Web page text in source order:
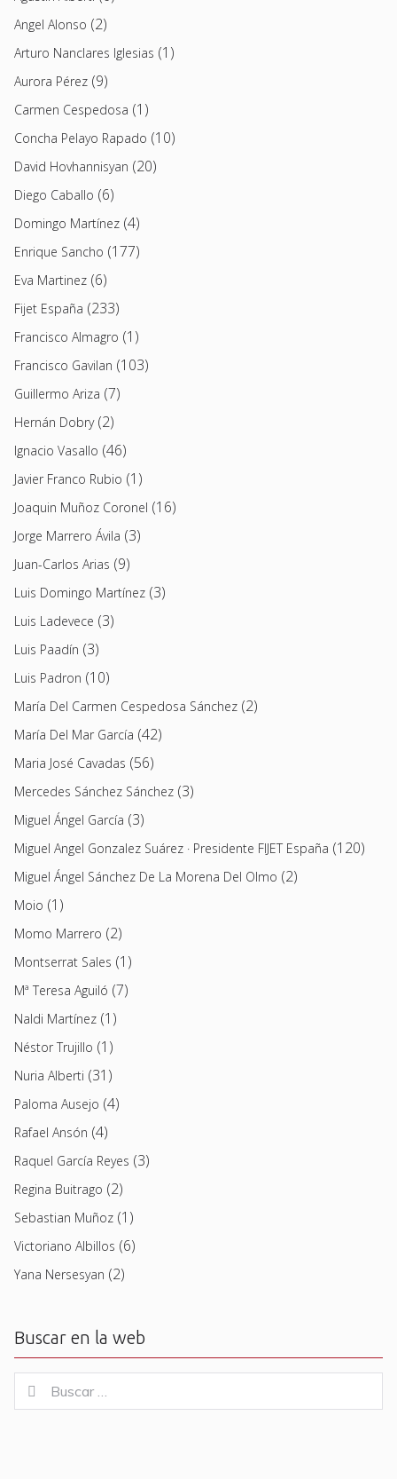
Angel Alonso (2)
Arturo Nanclares Iglesias (1)
Aurora Pérez (9)
Carmen Cespedosa (1)
Concha Pelayo Rapado (10)
David Hovhannisyan (20)
Diego Caballo (6)
Domingo Martínez (4)
Enrique Sancho (177)
Eva Martinez (6)
Fijet España (233)
Francisco Almagro (1)
Francisco Gavilan (103)
Guillermo Ariza (7)
Hernán Dobry(2)
Ignacio Vasallo (46)
Javier Franco Rubio (1)
Joaquin Muñoz Coronel (16)
Jorge Marrero Ávila (3)
Juan-Carlos Arias (9)
Luis Domingo Martínez (3)
Luis Ladevece (3)
Luis Paadín (3)
Luis Padron (10)
María Del Carmen Cespedosa Sánchez (2)
María Del Mar García (42)
Maria José Cavadas (56)
Mercedes Sánchez Sánchez (3)
Miguel Ángel García (3)
Miguel Angel Gonzalez Suárez · Presidente FIJET España (120)
Miguel Ángel Sánchez De La Morena Del Olmo (2)
Moio (1)
Momo Marrero (2)
Montserrat Sales (1)
Mª Teresa Aguiló (7)
Naldi Martínez (1)
Néstor Trujillo (1)
Nuria Alberti (31)
Paloma Ausejo (4)
Rafael Ansón (4)
Raquel García Reyes (3)
Regina Buitrago (2)
Sebastian Muñoz (1)
Victoriano Albillos (6)
Yana Nersesyan (2)
Buscar en la web
for:
Buscar